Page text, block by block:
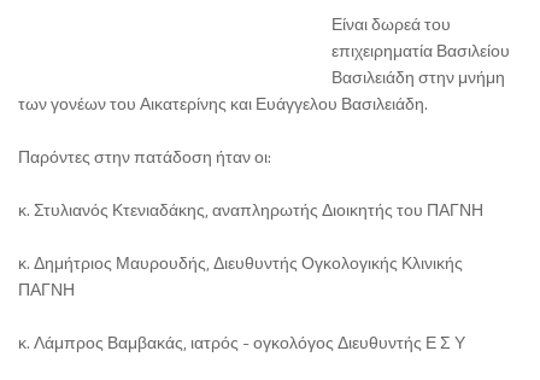
Είναι δωρεά του
επιχειρηματία Βασιλείου
Βασιλειάδη στην μνήμη
των γονέων του Αικατερίνης και Ευάγγελου Βασιλειάδη.
Παρόντες στην πατάδοση ήταν οι:
κ. Στυλιανός Κτενιαδάκης, αναπληρωτής Διοικητής του ΠΑΓΝΗ
κ. Δημήτριος Μαυρουδής, Διευθυντής Ογκολογικής Κλινικής
ΠΑΓΝΗ
κ. Λάμπρος Βαμβακάς, ιατρός - ογκολόγος Διευθυντής Ε Σ Υ